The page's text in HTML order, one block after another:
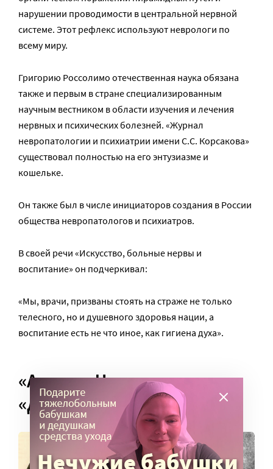
нарушении проводимости в центральной нервной
системе. Этот рефлекс используют неврологи по
всему миру.
Григорию Россолимо отечественная наука обязана
также и первым в стране специализированным
научным вестником в области изучения и лечения
нервных и психических болезней. «Журнал
невропатологии и психиатрии имени С.С. Корсакова»
существовал полностью на его энтузиазме и
кошельке.
Он также был в числе инициаторов создания в России
общества невропатологов и психиатров.
В своей речи «Искусство, больные нервы и
воспитание» он подчеркивал:
«Мы, врачи, призваны стоять на страже не только
телесного, но и душевного здоровья нации, а
воспитание есть не что иное, как гигиена духа».
«Антоша Чехонте» и
«Дорогой Григорий»